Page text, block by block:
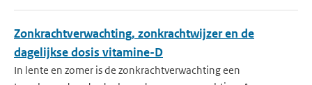
Zonkrachtverwachting, zonkrachtwijzer en de
dagelijkse dosis vitamine-D
In lente en zomer is de zonkrachtverwachting een